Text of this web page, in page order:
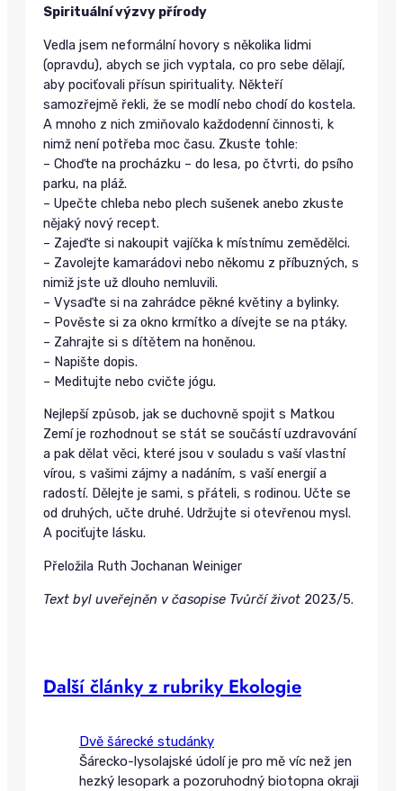
Spirituální výzvy přírody
Vedla jsem neformální hovory s několika lidmi
(opravdu), abych se jich vyptala, co pro sebe dělají,
aby pociťovali přísun spirituality. Někteří
samozřejmě řekli, že se modlí nebo chodí do kostela.
A mnoho z nich zmiňovalo každodenní činnosti, k
nimž není potřeba moc času. Zkuste tohle:
– Choďte na procházku – do lesa, po čtvrti, do psího
parku, na pláž.
– Upečte chleba nebo plech sušenek anebo zkuste
nějaký nový recept.
– Zajeďte si nakoupit vajíčka k místnímu zemědělci.
– Zavolejte kamarádovi nebo někomu z příbuzných, s
nimiž jste už dlouho nemluvili.
– Vysaďte si na zahrádce pěkné květiny a bylinky.
– Pověste si za okno krmítko a dívejte se na ptáky.
– Zahrajte si s dítětem na honěnou.
– Napište dopis.
– Meditujte nebo cvičte jógu.
Nejlepší způsob, jak se duchovně spojit s Matkou
Zemí je rozhodnout se stát se součástí uzdravování
a pak dělat věci, které jsou v souladu s vaší vlastní
vírou, s vašimi zájmy a nadáním, s vaší energií a
radostí. Dělejte je sami, s přáteli, s rodinou. Učte se
od druhých, učte druhé. Udržujte si otevřenou mysl.
A pociťujte lásku.
Přeložila Ruth Jochanan Weiniger
Text byl uveřejněn v časopise Tvůrčí život 2023/5.
Další články z rubriky Ekologie
Dvě šárecké studánky
Šárecko-lysolajské údolí je pro mě víc než jen
hezký lesopark a pozoruhodný biotopna okraji